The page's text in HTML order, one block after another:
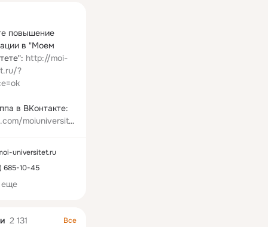
повышение
в "Моем
http://moi-
?
moiuniversite
moi_universitet_r
moi_universit
universitet.ru
685-10-45
еще
2 131 Все